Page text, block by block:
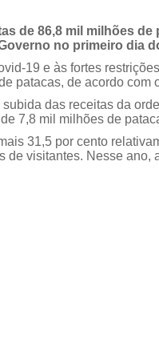
de 86,8 mil milhões
no primeiro dia
19 e às fortes
patacas, de acordo
das receitas da
7,8 mil milhões de
31,5 por cento
visitantes. Nesse